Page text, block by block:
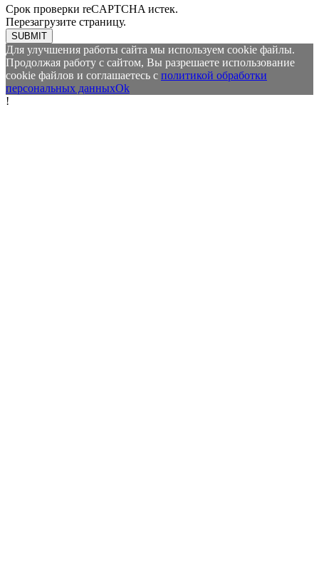
Срок проверки reCAPTCHA истек.
Перезагрузите страницу.
SUBMIT
Для улучшения работы сайта мы используем cookie файлы.
Продолжая работу с сайтом, Вы разрешаете использование
cookie файлов и соглашаетесь с политикой обработки
персональных данныхOk
!